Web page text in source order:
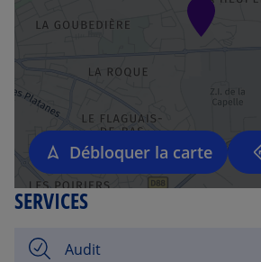
Débloquer la carte
SERVICES
Audit